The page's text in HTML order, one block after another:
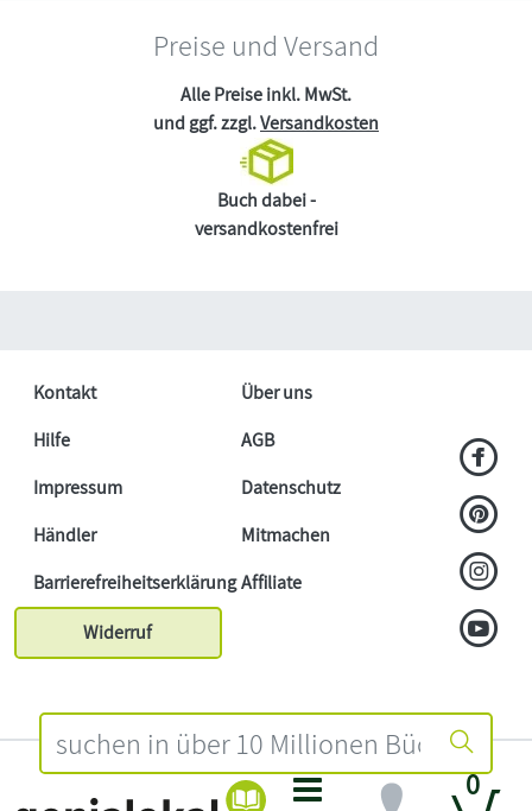
0
Preise und Versand
Alle Preise inkl. MwSt.
und ggf. zzgl.Versandkosten
Buch dabei -
versandkostenfrei
Kontakt
Über uns
Hilfe
AGB
Impressum
Datenschutz
Händler
Mitmachen
BarrierefreiheitserklärungAffiliate
Widerruf